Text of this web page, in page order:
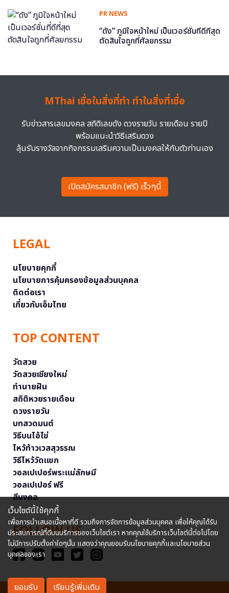
PR NEWS
“ดัง” ภูมิใจหน้าใหม่ เป็นเวอร์ชั่นที่ดีที่สุด
ตัดสินใจถูกที่ศัลยกรรม
MThai เชื่อในสิ่งที่ทำ ทำในสิ่งที่เชื่อ
รับข่าวสารเลขมงคล สถิติเลขดัง ดวงรายวัน รายเดือน รายปี
พร้อมแนะนำวิธีเสริมดวง
ลุ้นรับรางวัลจากกิจกรรมเสริมความเป็นมงคลให้กับตัวท่านเอง
เปิดสมัครสมาชิก (ฟรี) เร็วๆนี้
LEGAL
นโยบายคุกกี้
นโยบายการคุ้มครองข้อมูลส่วนบุคคล
ติดต่อเรา
เกี่ยวกับเอ็มไทย
TOP CONTENT
วัดสวย
วัดสวยเชียงใหม่
ทำนายฝัน
สถิติหวยรายเดือน
ดวงรายวัน
บทสวดมนต์
วิธีบนไอ้ไข่
ไหว้ท้าวเวสสุวรรณ
วิธีไหว้วัดแขก
วอลเปเปอร์พระแม่ลักษมี
วอลเปเปอร์ ฟรี
สีมงคล
FOLLOW US
เว็บไซต์นี้ใช้คุกกี้
เพื่อการนำเสนอเนื้อหาที่ดี รวมถึงการจัดการข้อมูลส่วนบุคคล เพื่อให้คุณได้รับ
ประสบการณ์ที่ดีบนบริการของเว็บไซต์เรา หากคุณใช้บริการเว็บไซต์นี้ต่อไปโดย
ไม่มีการปรับตั้งค่าใดๆนั้น แสดงว่าคุณยอมรับนโยบายคุกกี้และนโยบายส่วน
บุคคลของเรา
ยอมรับ เรียนรู้เพิ่มเติม